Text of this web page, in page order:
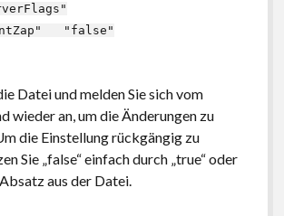
"false"
Datei und melden Sie sich vom
wieder an, um die Änderungen zu
die Einstellung rückgängig zu
Sie „false“ einfach durch „true“ oder
aus der Datei.